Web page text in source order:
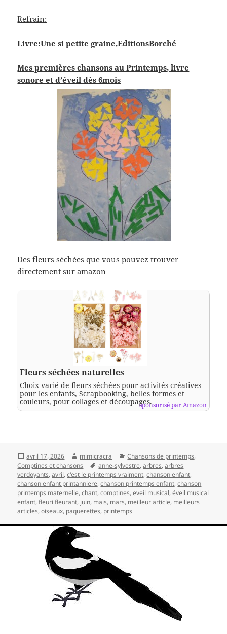
Refrain:
Livre:Une si petite graine,EditionsBorché
Mes premières chansons au Printemps, livre
sonore et d’éveil dès 6mois
Des fleurs séchées que vous pouvez trouver
directement sur amazon
Fleurs séchées naturelles
Choix varié de fleurs séchées pour activités créatives
pour les enfants, Scrapbooking, belles formes et
couleurs, pour collages et découpages.sponsorisé par Amazon
Publié
le
avril 17, 2026 Auteur
mimicracra Catégories
Chansons de printemps,
Comptines et chansons
Mots-
clés
anne-sylvestre,arbres,arbres
verdoyants,avril,c'est le printemps vraiment,chanson enfant,
chanson enfant printanniere,chanson printemps enfant,chanson
printemps maternelle,chant,comptines,eveil musical,éveil musical
enfant,fleuri fleurant, juin, mais, mars, meilleur article, meilleurs
articles,oiseaux, paquerettes, printemps